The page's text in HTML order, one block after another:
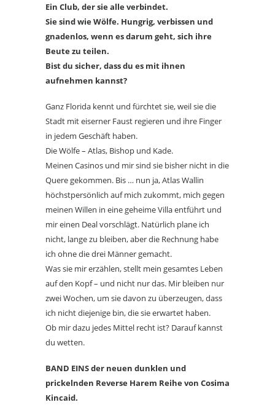
Ein Club, der sie alle verbindet.
Sie sind wie Wölfe. Hungrig, verbissen und
gnadenlos, wenn es darum geht, sich ihre
Beute zu teilen.
Bist du sicher, dass du es mit ihnen
aufnehmen kannst?
Ganz Florida kennt und fürchtet sie, weil sie die
Stadt mit eiserner Faust regieren und ihre Finger
in jedem Geschäft haben.
Die Wölfe – Atlas, Bishop und Kade.
Meinen Casinos und mir sind sie bisher nicht in die
Quere gekommen. Bis … nun ja, Atlas Wallin
höchstpersönlich auf mich zukommt, mich gegen
meinen Willen in eine geheime Villa entführt und
mir einen Deal vorschlägt. Natürlich plane ich
nicht, lange zu bleiben, aber die Rechnung habe
ich ohne die drei Männer gemacht.
Was sie mir erzählen, stellt mein gesamtes Leben
auf den Kopf – und nicht nur das. Mir bleiben nur
zwei Wochen, um sie davon zu überzeugen, dass
ich nicht diejenige bin, die sie erwartet haben.
Ob mir dazu jedes Mittel recht ist? Darauf kannst
du wetten.
BAND EINS der neuen dunklen und
prickelnden Reverse Harem Reihe von Cosima
Kincaid.